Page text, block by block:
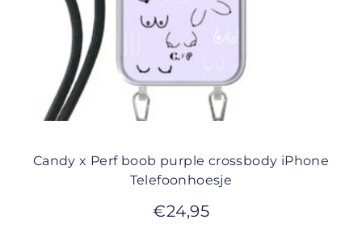
Candy x Perf boob purple crossbody iPhone
Telefoonhoesje
€24,95